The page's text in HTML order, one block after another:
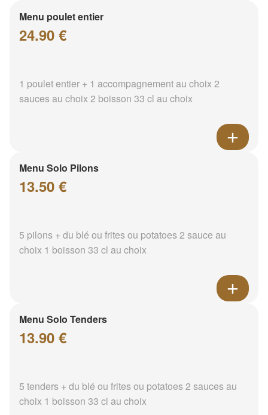
Menu poulet entier
24.90 €
1 poulet entier + 1 accompagnement au choix 2
sauces au choix 2 boisson 33 cl au choix
Menu Solo Pilons
13.50 €
5 pilons + du blé ou frites ou potatoes 2 sauce au
choix 1 boisson 33 cl au choix
Menu Solo Tenders
13.90 €
5 tenders + du blé ou frites ou potatoes 2 sauces au
choix 1 boisson 33 cl au choix